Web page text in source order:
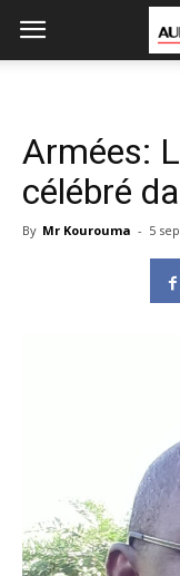
Armées:
célébré
By Mr Kourouma - 5